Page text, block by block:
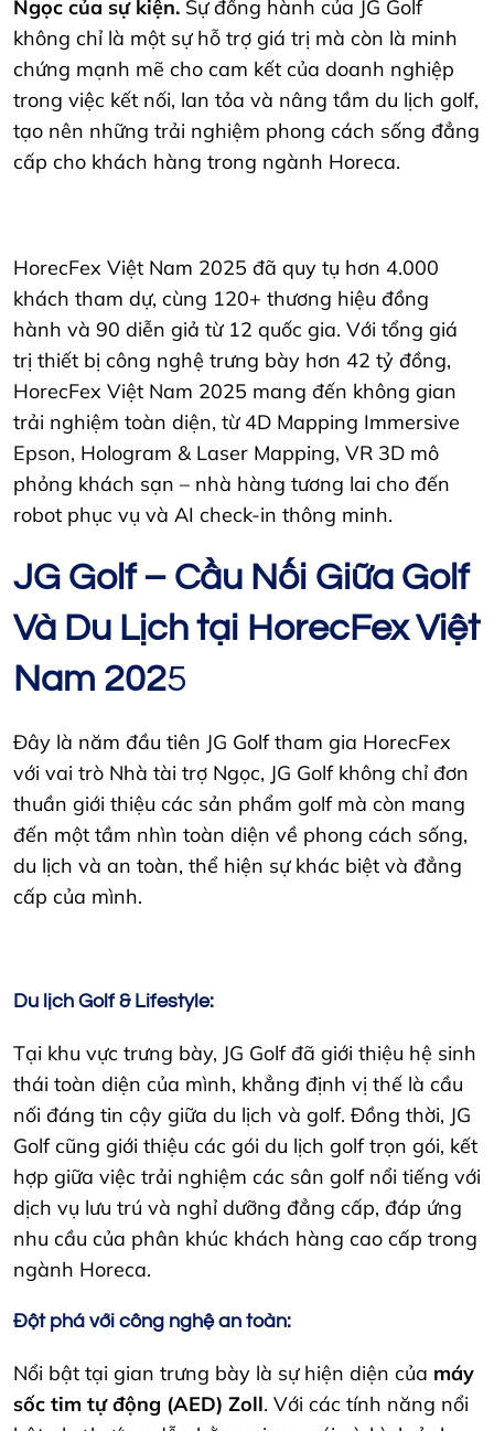
Ngọc của sự kiện. Sự đồng hành của JG Golf
không chỉ là một sự hỗ trợ giá trị mà còn là minh
chứng mạnh mẽ cho cam kết của doanh nghiệp
trong việc kết nối, lan tỏa và nâng tầm du lịch golf,
tạo nên những trải nghiệm phong cách sống đẳng
cấp cho khách hàng trong ngành Horeca.
HorecFex Việt Nam 2025 đã quy tụ hơn 4.000
khách tham dự, cùng 120+ thương hiệu đồng
hành và 90 diễn giả từ 12 quốc gia. Với tổng giá
trị thiết bị công nghệ trưng bày hơn 42 tỷ đồng,
HorecFex Việt Nam 2025 mang đến không gian
trải nghiệm toàn diện, từ 4D Mapping Immersive
Epson, Hologram & Laser Mapping, VR 3D mô
phỏng khách sạn – nhà hàng tương lai cho đến
robot phục vụ và AI check-in thông minh.
JG Golf – Cầu Nối Giữa Golf
Và Du Lịch tại HorecFex Việt
Nam 2025
Đây là năm đầu tiên JG Golf tham gia HorecFex
với vai trò Nhà tài trợ Ngọc, JG Golf không chỉ đơn
thuần giới thiệu các sản phẩm golf mà còn mang
đến một tầm nhìn toàn diện về phong cách sống,
du lịch và an toàn, thể hiện sự khác biệt và đẳng
cấp của mình.
Du lịch Golf & Lifestyle:
Tại khu vực trưng bày, JG Golf đã giới thiệu hệ sinh
thái toàn diện của mình, khẳng định vị thế là cầu
nối đáng tin cậy giữa du lịch và golf. Đồng thời, JG
Golf cũng giới thiệu các gói du lịch golf trọn gói, kết
hợp giữa việc trải nghiệm các sân golf nổi tiếng với
dịch vụ lưu trú và nghỉ dưỡng đẳng cấp, đáp ứng
nhu cầu của phân khúc khách hàng cao cấp trong
ngành Horeca.
Đột phá với công nghệ an toàn:
Nổi bật tại gian trưng bày là sự hiện diện của máy
sốc tim tự động (AED) Zoll. Với các tính năng nổi